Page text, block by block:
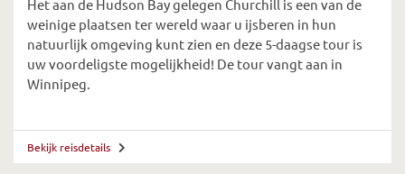
Het aan de Hudson Bay gelegen Churchill is een van de
weinige plaatsen ter wereld waar u ijsberen in hun
natuurlijk omgeving kunt zien en deze 5-daagse tour is
uw voordeligste mogelijkheid! De tour vangt aan in
Winnipeg.
Bekijk reisdetails